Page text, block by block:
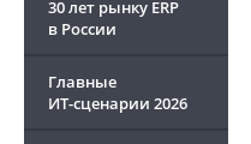
30 лет рынку ERP
в России
Главные
ИТ-сценарии 2026